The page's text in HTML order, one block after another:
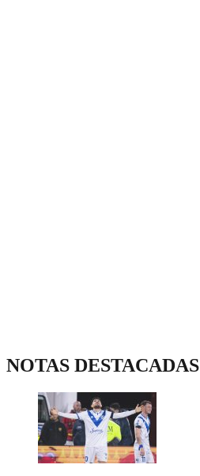
NOTAS DESTACADAS